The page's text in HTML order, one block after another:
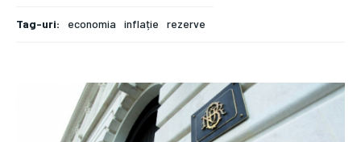
Tag-uri: economia inflație rezerve